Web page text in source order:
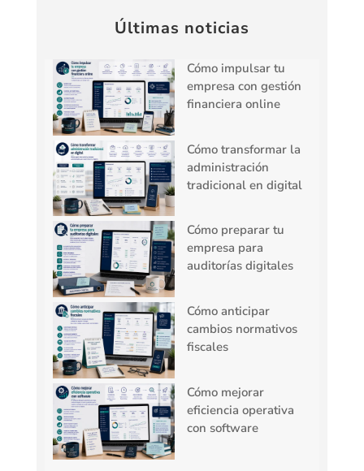
Últimas noticias
Cómo impulsar tu
empresa con gestión
financiera online
Cómo transformar la
administración
tradicional en digital
Cómo preparar tu
empresa para
auditorías digitales
Cómo anticipar
cambios normativos
fiscales
Cómo mejorar
eficiencia operativa
con software